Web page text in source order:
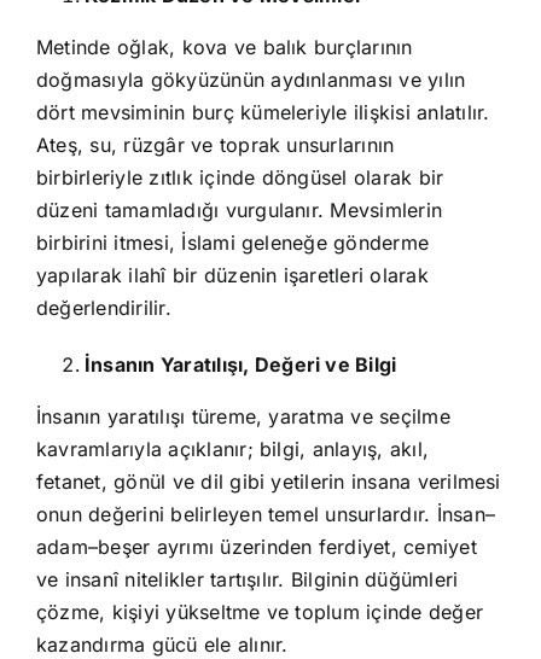
Metinde oğlak, kova ve balık burçlarının
doğmasıyla gökyüzünün aydınlanması ve yılın
dört mevsiminin burç kümeleriyle ilişkisi anlatılır.
Ateş, su, rüzgâr ve toprak unsurlarının
birbirleriyle zıtlık içinde döngüsel olarak bir
düzeni tamamladığı vurgulanır. Mevsimlerin
birbirini itmesi, İslami geleneğe gönderme
yapılarak ilahî bir düzenin işaretleri olarak
değerlendirilir.
İnsanın Yaratılışı, Değeri ve Bilgi
İnsanın yaratılışı türeme, yaratma ve seçilme
kavramlarıyla açıklanır; bilgi, anlayış, akıl,
fetanet, gönül ve dil gibi yetilerin insana verilmesi
onun değerini belirleyen temel unsurlardır. İnsan–
adam–beşer ayrımı üzerinden ferdiyet, cemiyet
ve insanî nitelikler tartışılır. Bilginin düğümleri
çözme, kişiyi yükseltme ve toplum içinde değer
kazandırma gücü ele alınır.